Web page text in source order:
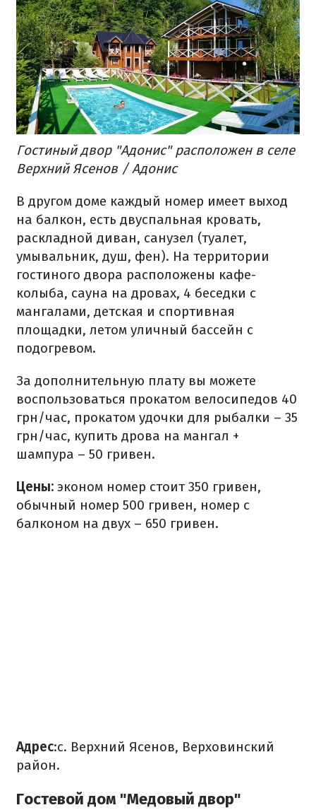
Гостиный двор "Адонис" расположен в селе
Верхний Ясенов / Адонис
В другом доме каждый номер имеет выход
на балкон, есть двуспальная кровать,
раскладной диван, санузел (туалет,
умывальник, душ, фен). На территории
гостиного двора расположены кафе-
колыба, сауна на дровах, 4 беседки с
мангалами, детская и спортивная
площадки, летом уличный бассейн с
подогревом.
За дополнительную плату вы можете
воспользоваться прокатом велосипедов 40
грн/час, прокатом удочки для рыбалки – 35
грн/час, купить дрова на мангал +
шампура – 50 гривен.
Цены: эконом номер стоит 350 гривен,
обычный номер 500 гривен, номер с
балконом на двух – 650 гривен.
Адрес:с. Верхний Ясенов, Верховинский
район.
Гостевой дом "Медовый двор"